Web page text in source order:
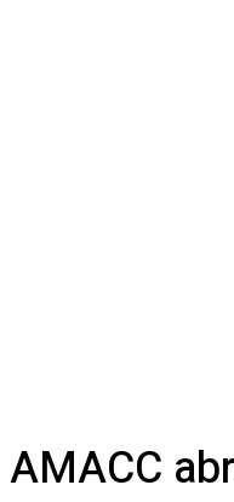
AMACC